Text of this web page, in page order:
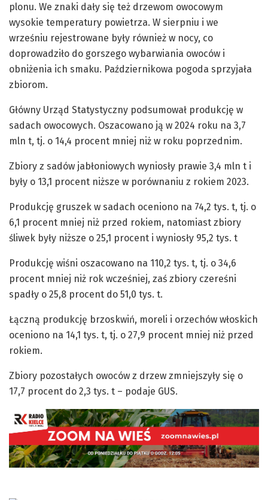
plonu. We znaki dały się też drzewom owocowym
wysokie temperatury powietrza. W sierpniu i we
wrześniu rejestrowane były również w nocy, co
doprowadziło do gorszego wybarwiania owoców i
obniżenia ich smaku. Październikowa pogoda sprzyjała
zbiorom.
Główny Urząd Statystyczny podsumował produkcję w
sadach owocowych. Oszacowano ją w 2024 roku na 3,7
mln t, tj. o 14,4 procent mniej niż w roku poprzednim.
Zbiory z sadów jabłoniowych wyniosły prawie 3,4 mln t i
były o 13,1 procent niższe w porównaniu z rokiem 2023.
Produkcję gruszek w sadach oceniono na 74,2 tys. t, tj. o
6,1 procent mniej niż przed rokiem, natomiast zbiory
śliwek były niższe o 25,1 procent i wyniosły 95,2 tys. t
Produkcję wiśni oszacowano na 110,2 tys. t, tj. o 34,6
procent mniej niż rok wcześniej, zaś zbiory czereśni
spadły o 25,8 procent do 51,0 tys. t.
Łączną produkcję brzoskwiń, moreli i orzechów włoskich
oceniono na 14,1 tys. t, tj. o 27,9 procent mniej niż przed
rokiem.
Zbiory pozostałych owoców z drzew zmniejszyły się o
17,7 procent do 2,3 tys. t – podaje GUS.